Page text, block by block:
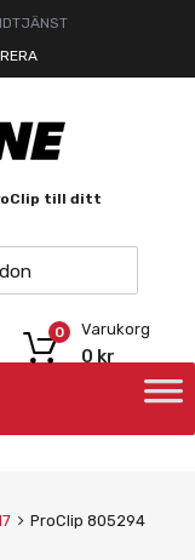
till ditt
Varukorg
0 kr
0
ProClip 805294